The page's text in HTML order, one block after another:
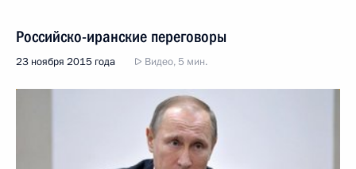
Российско-иранские переговоры
23 ноября 2015 года Видео, 5 мин.